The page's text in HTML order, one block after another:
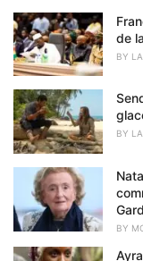
s
:
de
BY
BY
BY